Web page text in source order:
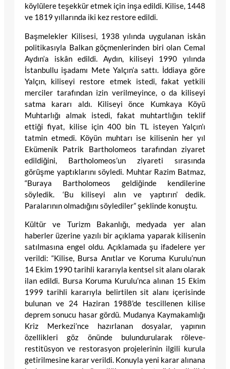
köylülere teşekkür etmek için inşa edildi. Kilise, 1448
ve 1819 yıllarında iki kez restore edildi.
Başmelekler Kilisesi, 1938 yılında uygulanan iskân
politikasıyla Balkan göçmenlerinden biri olan Cemal
Aydın’a iskân edildi. Aydın, kiliseyi 1990 yılında
İstanbullu işadamı Mete Yalçın’a sattı. İddiaya göre
Yalçın, kiliseyi restore etmek istedi, fakat yetkili
merciler tarafından izin verilmeyince, o da kiliseyi
satma kararı aldı. Kiliseyi önce Kumkaya Köyü
Muhtarlığı almak istedi, fakat muhtartlığın teklif
ettiği fiyat, kilise için 400 bin TL isteyen Yalçın’ı
tatmin etmedi. Köyün muhtarı ise kilisenin her yıl
Ekümenik Patrik Bartholomeos tarafından ziyaret
edildiğini, Bartholomeos’un ziyareti sırasında
görüşme yaptıklarını söyledi. Muhtar Razim Batmaz,
“Buraya Bartholomeos geldiğinde kendilerine
söyledik. ‘Bu kiliseyi alın ve yaptırın’ dedik.
Paralarının olmadığını söylediler” şeklinde konuştu.
Kültür ve Turizm Bakanlığı, medyada yer alan
haberler üzerine yazılı bir açıklama yaparak kilisenin
satılmasına engel oldu. Açıklamada şu ifadelere yer
verildi: “Kilise, Bursa Anıtlar ve Koruma Kurulu’nun
14 Ekim 1990 tarihli kararıyla kentsel sit alanı olarak
ilan edildi. Bursa Koruma Kurulu’nca alınan 15 Ekim
1999 tarihli kararıyla belirtilen sit alanı içerisinde
bulunan ve 24 Haziran 1988’de tescillenen kilise
deprem sonucu hasar gördü. Mudanya Kaymakamlığı
Kriz Merkezi’nce hazırlanan dosyalar, yapının
özellikleri göz önünde bulundurularak röleve-
restitüsyon ve restorasyon projelerinin ilgili kurula
getirilmesine karar verildi. Konuyla yeni karar alınana